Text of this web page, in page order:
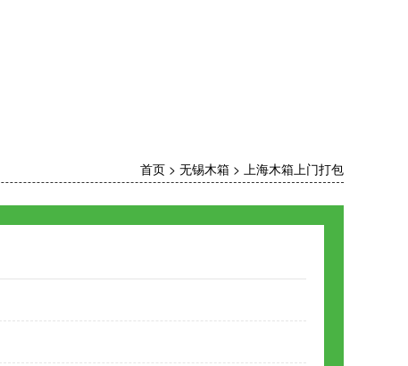
首页 > 无锡木箱 > 上海木箱上门打包